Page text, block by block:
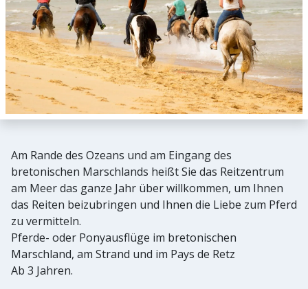
Am Rande des Ozeans und am Eingang des
bretonischen Marschlands heißt Sie das Reitzentrum
am Meer das ganze Jahr über willkommen, um Ihnen
das Reiten beizubringen und Ihnen die Liebe zum Pferd
zu vermitteln.
Pferde- oder Ponyausflüge im bretonischen
Marschland, am Strand und im Pays de Retz
Ab 3 Jahren.